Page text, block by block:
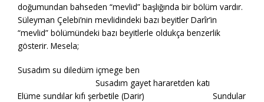
doğumundan bahseden “mevlid” başlığında bir bölüm vardır.
Süleyman Çelebi’nin mevlidindeki bazı beyitler Darîr’in
“mevlid” bölümündeki bazı beyitlerle oldukça benzerlik
gösterir. Mesela;
Susadım su diledüm içmege ben
Susadım gayet hararetden katı
Elüme sundılar kıfı şerbetile (Darir) Sundular